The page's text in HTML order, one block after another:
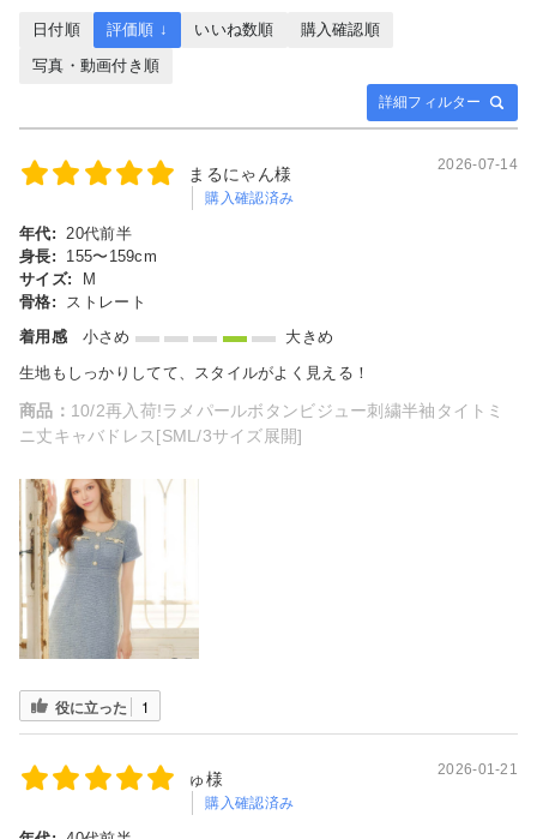
詳細フィルター
日付順 評価順 ↓ いいね数順
購入確認順
写真・動画付き順
まるにゃん様
購入確認済み
2026-07-14
年代: 20代前半
身長:
155〜159cm
サイズ:
M
骨格:
ストレート
着用感
小さめ
大きめ
生地もしっかりしてて、スタイルがよく見える！
商品： 10/2再入荷!ラメパールボタンビジュー刺繍半袖タイトミ
ニ丈キャバドレス[SML/3サイズ展開]
役に立った 1
ゅ様
購入確認済み
2026-01-21